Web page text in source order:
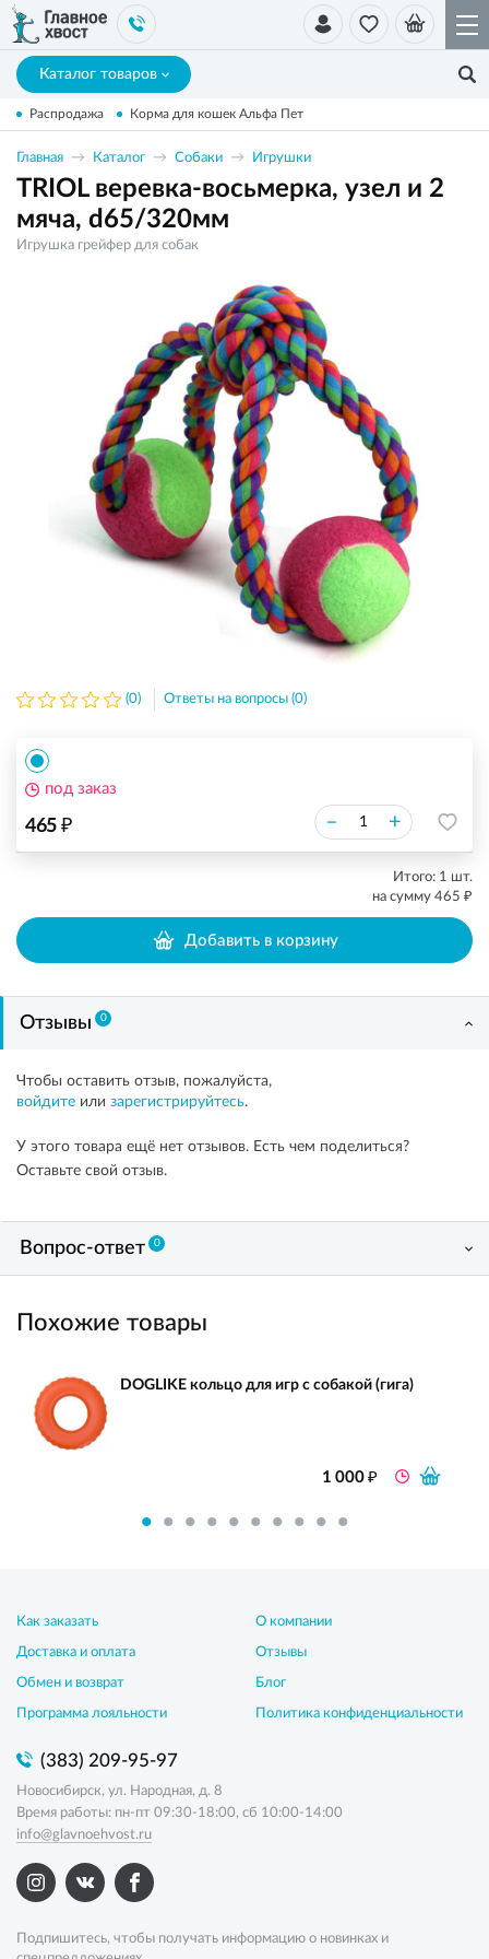
Каталог товаров
Распродажа Корма для кошек Альфа Пет
Главная Каталог Собаки Игрушки
TRIOL веревка-восьмерка, узел и 2
мяча, d65/320мм
Игрушка грейфер для собак
(0) Ответы на вопросы (0)
465 ₽ – +
под заказ
Итого: 1 шт.
на сумму 465 ₽
Добавить в корзину
Отзывы 0
Чтобы оставить отзыв, пожалуйста,
войдите или зарегистрируйтесь.
У этого товара ещё нет отзывов. Есть чем поделиться?
Оставьте свой отзыв.
Вопрос-ответ 0
Похожие товары
DOGLIKE кольцо для игр с собакой (гига)
1 000₽
Как заказать
Доставка и оплата
Обмен и возврат
Программа лояльности
О компании
Отзывы
Блог
Политика конфиденциальности
(383) 209-95-97
Новосибирск, ул. Народная, д. 8
Время работы: пн-пт 09:30-18:00, сб 10:00-14:00
info@glavnoehvost.ru
Подпишитесь, чтобы получать информацию о новинках и